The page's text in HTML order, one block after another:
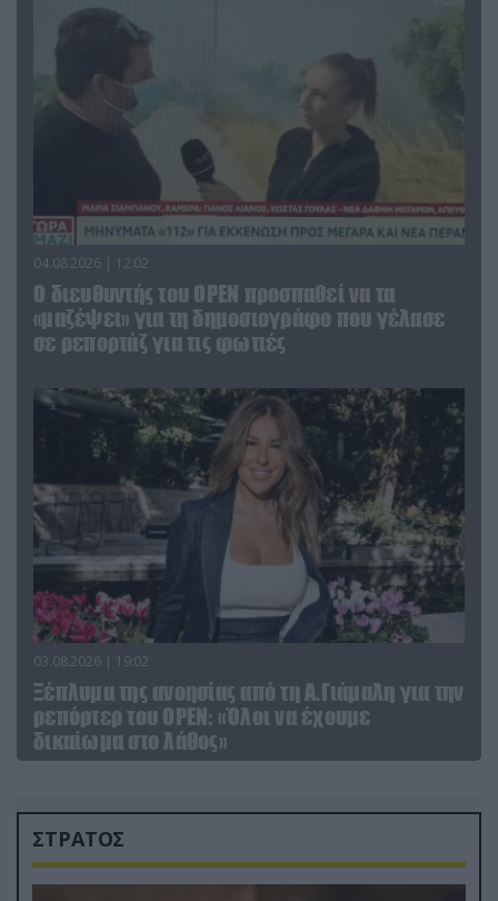
04.08.2026 | 12:02
O διευθυντής του OPEN προσπαθεί να τα
«μαζέψει» για τη δημοσιογράφο που γέλασε
σε ρεπορτάζ για τις φωτιές
03.08.2026 | 19:02
Ξέπλυμα της ανοησίας από τη Α.Γιάμαλη για την
ρεπόρτερ του ΟΡΕΝ: «Όλοι να έχουμε
δικαίωμα στο λάθος»
ΣΤΡΑΤΟΣ